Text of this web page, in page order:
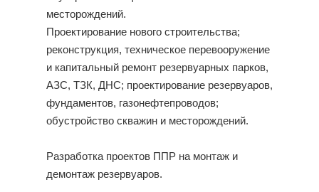
месторождений.
Проектирование нового строительства;
реконструкция, техническое перевооружение
и капитальный ремонт резервуарных парков,
АЗС, ТЗК, ДНС; проектирование резервуаров,
фундаментов, газонефтепроводов;
обустройство скважин и месторождений.
Разработка проектов ППР на монтаж и
демонтаж резервуаров.